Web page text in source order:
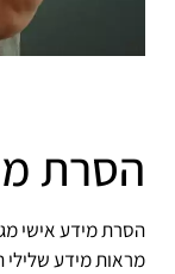
הסרת
הסרת מידע אישי
מראות מידע שלילי